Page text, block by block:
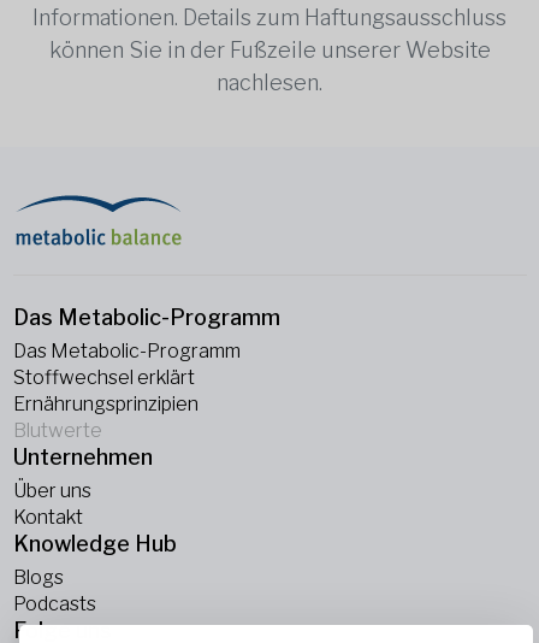
Informationen. Details zum Haftungsausschluss
können Sie in der Fußzeile unserer Website
nachlesen.
Das Metabolic-Programm
Das Metabolic-Programm
Stoffwechsel erklärt
Ernährungsprinzipien
Blutwerte
Unternehmen
Über uns
Kontakt
Knowledge Hub
Blogs
Podcasts
Folge uns